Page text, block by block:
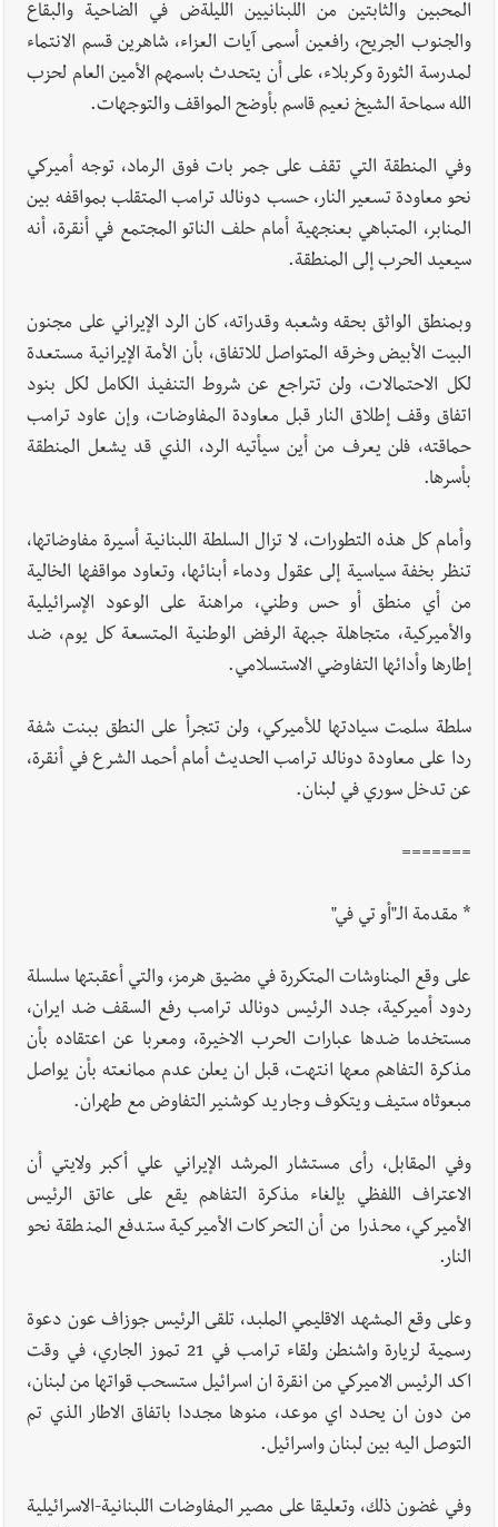
المحبين والثابتين من اللبنانيين الليلةض في الضاحية والبقاع
والجنوب الجريح، رافعين أسمى آيات العزاء، شاهرين قسم الانتماء
لمدرسة الثورة وكربلاء، على أن يتحدث باسمهم الأمين العام لحزب
الله سماحة الشيخ نعيم قاسم بأوضح المواقف والتوجهات.
وفي المنطقة التي تقف على جمر بات فوق الرماد، توجه أميركي
نحو معاودة تسعير النار، حسب دونالد ترامب المتقلب بمواقفه بين
المنابر، المتباهي بعنجهية أمام حلف الناتو المجتمع في أنقرة، أنه
سيعيد الحرب إلى المنطقة.
وبمنطق الواثق بحقه وشعبه وقدراته، كان الرد الإيراني على مجنون
البيت الأبيض وخرقه المتواصل للاتفاق، بأن الأمة الإيرانية مستعدة
لكل الاحتمالات، ولن تتراجع عن شروط التنفيذ الكامل لكل بنود
اتفاق وقف إطلاق النار قبل معاودة المفاوضات، وإن عاود ترامب
حماقته، فلن يعرف من أين سيأتيه الرد، الذي قد يشعل المنطقة
بأسرها.
وأمام كل هذه التطورات، لا تزال السلطة اللبنانية أسيرة مفاوضاتها،
تنظر بخفة سياسية إلى عقول ودماء أبنائها، وتعاود مواقفها الخالية
من أي منطق أو حس وطني، مراهنة على الوعود الإسرائيلية
والأميركية، متجاهلة جبهة الرفض الوطنية المتسعة كل يوم، ضد
إطارها وأدائها التفاوضي الاستسلامي.
سلطة سلمت سيادتها للأميركي، ولن تتجرأ على النطق ببنت شفة
ردا على معاودة دونالد ترامب الحديث أمام أحمد الشرع في أنقرة،
عن تدخل سوري في لبنان.
=======
* مقدمة الـ"أو تي في"
على وقع المناوشات المتكررة في مضيق هرمز، والتي أعقبتها سلسلة
ردود أميركية، جدد الرئيس دونالد ترامب رفع السقف ضد ايران،
مستخدما ضدها عبارات الحرب الاخيرة، ومعربا عن اعتقاده بأن
مذكرة التفاهم معها انتهت، قبل ان يعلن عدم ممانعته بأن يواصل
مبعوثاه ستيف ويتكوف وجاريد كوشنير التفاوض مع طهران.
وفي المقابل، رأى مستشار المرشد الإيراني علي أكبر ولايتي أن
الاعتراف اللفظي بإلغاء مذكرة التفاهم يقع على عاتق الرئيس
الأميركي، محذرا من أن التحركات الأميركية ستدفع المنطقة نحو
النار.
وعلى وقع المشهد الاقليمي الملبد، تلقى الرئيس جوزاف عون دعوة
رسمية لزيارة واشنطن ولقاء ترامب في 21 تموز الجاري، في وقت
اكد الرئيس الاميركي من انقرة ان اسرائيل ستسحب قواتها من لبنان،
من دون ان يحدد اي موعد، منوها مجددا باتفاق الاطار الذي تم
التوصل اليه بين لبنان واسرائيل.
وفي غضون ذلك، وتعليقا على مصير المفاوضات اللبنانية-الاسرائيلية